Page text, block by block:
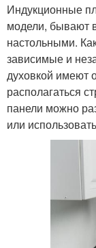
Индукционные
модели, бывают
настольными.
зависимые и
духовкой имеют
располагаться
панели можно
или